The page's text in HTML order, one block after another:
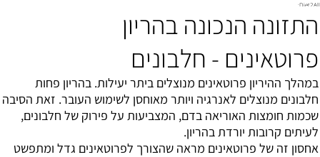
Diet2All:
המושלם.
התזונה הנכונה בהריון
פרוטאינים - חלבונים
במהלך ההיריון פרוטאינים מנוצלים ביתר יעילות. בהריון פחות
חלבונים מנוצלים לאנרגיה ויותר מאוחסן לשימוש העובר. זאת הסיבה
שכמות חומצות האוריאה בדם, המצביעות על פירוק של חלבונים,
לעיתים קרובות יורדת בהריון.
אחסון זה של פרוטאינים מראה שהצורך לפרוטאינים גדל ומתפשט